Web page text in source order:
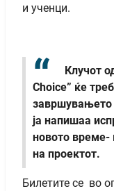
и ученци.
Клучот
Choice” ќе
ја напишаа
новото време-
на проектот.
Билетите се во